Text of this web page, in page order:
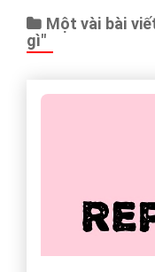
Một vài bài
gì"